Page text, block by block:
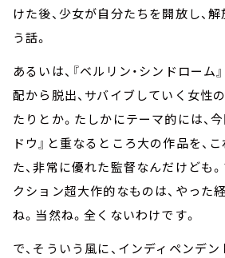
けた後、少女が自分たちを開放し、
う話。
あるいは、『ベルリン・シンドローム
配から脱出、サバイブしていく女性
たりとか。たしかにテーマ的には、今
ドウ』と重なるところ大の作品を、
た、非常に優れた監督なんだけども
クション超大作的なものは、やった
ね。当然ね。全くないわけです。
で、そういう風に、インディペンデ